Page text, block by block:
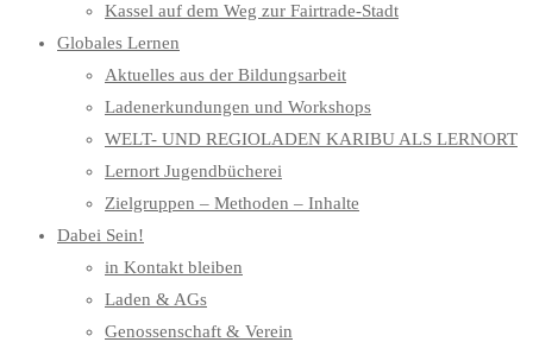
Kassel auf dem Weg zur Fairtrade-Stadt
Globales Lernen
Aktuelles aus der Bildungsarbeit
Ladenerkundungen und Workshops
WELT- UND REGIOLADEN KARIBU ALS LERNORT
Lernort Jugendbücherei
Zielgruppen – Methoden – Inhalte
Dabei Sein!
in Kontakt bleiben
Laden & AGs
Genossenschaft & Verein